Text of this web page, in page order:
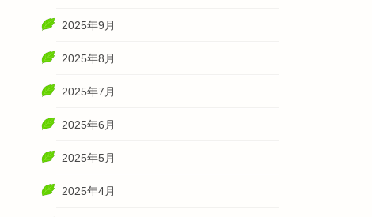
2025年9月
2025年8月
2025年7月
2025年6月
2025年5月
2025年4月